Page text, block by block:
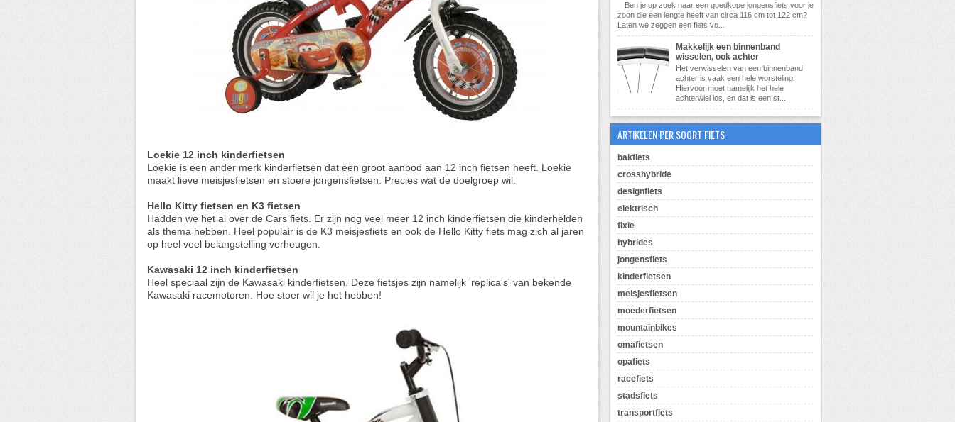
Loekie 12 inch kinderfietsen
Loekie is een ander merk kinderfietsen dat een groot aanbod aan 12 inch fietsen heeft. Loekie
maakt lieve meisjesfietsen en stoere jongensfietsen. Precies wat de doelgroep wil.
Hello Kitty fietsen en K3 fietsen
Hadden we het al over de Cars fiets. Er zijn nog veel meer 12 inch kinderfietsen die kinderhelden
als thema hebben. Heel populair is de K3 meisjesfiets en ook de Hello Kitty fiets mag zich al jaren
op heel veel belangstelling verheugen.
Kawasaki 12 inch kinderfietsen
Heel speciaal zijn de Kawasaki kinderfietsen. Deze fietsjes zijn namelijk 'replica's' van bekende
Kawasaki racemotoren. Hoe stoer wil je het hebben!
Ben je op zoek naar een goedkope jongensfiets voor je
zoon die een lengte heeft van circa 116 cm tot 122 cm?
Laten we zeggen een fiets vo...
Makkelijk een binnenband
wisselen, ook achter
Het verwisselen van een binnenband
achter is vaak een hele worsteling.
Hiervoor moet namelijk het hele
achterwiel los, en dat is een st...
ARTIKELEN PER SOORT FIETS
bakfiets
crosshybride
designfiets
elektrisch
fixie
hybrides
jongensfiets
kinderfietsen
meisjesfietsen
moederfietsen
mountainbikes
omafietsen
opafiets
racefiets
stadsfiets
transportfiets